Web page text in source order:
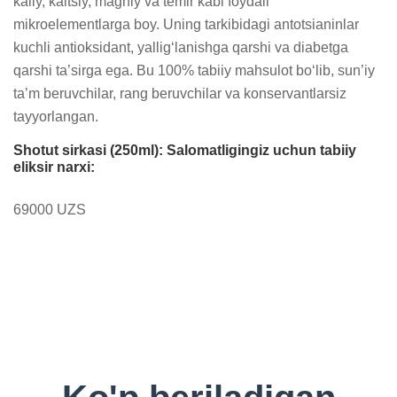
mikroelementlarga boy. Uning tarkibidagi antotsianinlar
kuchli antioksidant, yallig‘lanishga qarshi va diabetga
qarshi ta’sirga ega. Bu 100% tabiiy mahsulot bo‘lib, sun’iy
ta’m beruvchilar, rang beruvchilar va konservantlarsiz
tayyorlangan.
Shotut sirkasi (250ml): Salomatligingiz uchun tabiiy
eliksir narxi:
69000 UZS